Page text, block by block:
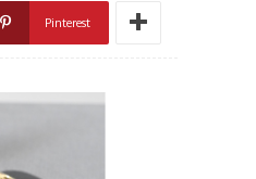
Pinterest